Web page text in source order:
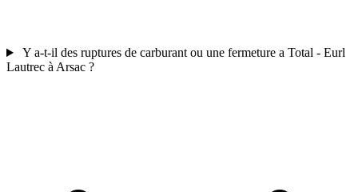
Y a-t-il des ruptures de carburant ou une fermeture a Total - Eurl
Lautrec à Arsac ?